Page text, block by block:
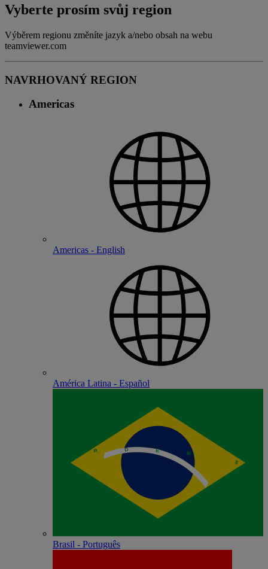
Vyberte prosím svůj region
Výběrem regionu změníte jazyk a/nebo obsah na webu
teamviewer.com
NAVRHOVANÝ REGION
Americas
Americas - English
América Latina - Español
Brasil - Português